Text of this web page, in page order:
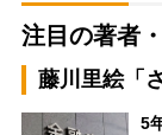
注目の著者
藤川里絵「
5